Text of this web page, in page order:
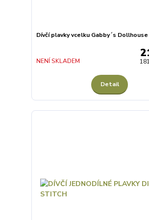
Dívčí plavky vcelku Gabby´s Dollhouse
NENÍ SKLADEM
Detail